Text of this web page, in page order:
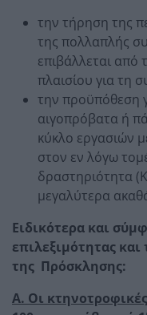
την τήρηση της
της πολλαπλής
επιβάλλεται από
πλαισίου για τη
την προϋπόθεση
αιγοπρόβατα ή
κύκλο εργασιών
στον εν λόγω
δραστηριότητα
μεγαλύτερα
Ειδικότερα και
επιλεξιμότητας
της Πρόσκλησης:
Α. Οι